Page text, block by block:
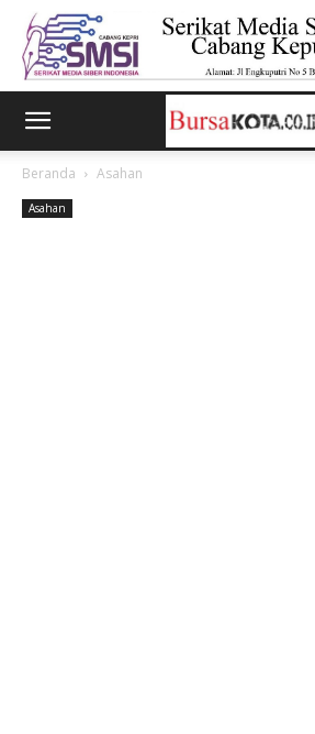
Beranda Asahan
Asahan